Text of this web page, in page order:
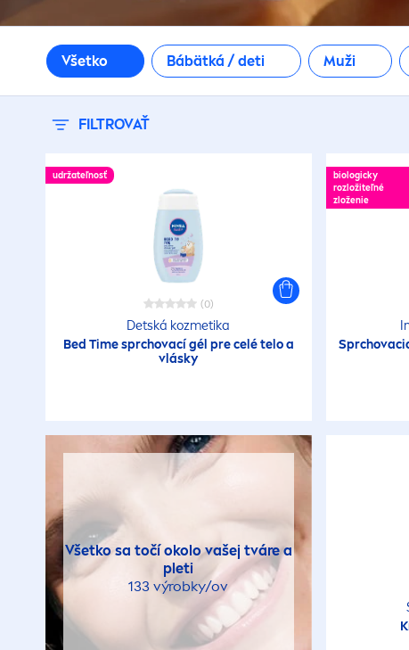
Všetko Bábätká / deti Muži
FILTROVAŤ
udržateľnosť
(0)
Detská kozmetika
Bed Time sprchovací gél pre celé telo a
vlásky
biologicky
rozložiteľné
zloženie
Všetko sa točí okolo vašej tváre a
pleti
133 výrobky/ov